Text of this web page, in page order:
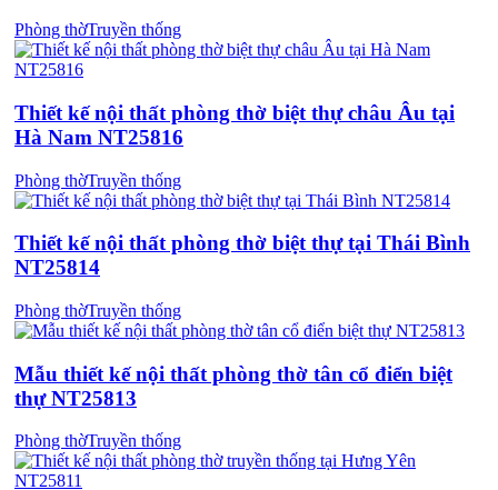
Phòng thờTruyền thống
Thiết kế nội thất phòng thờ biệt thự châu Âu tại
Hà Nam NT25816
Phòng thờTruyền thống
Thiết kế nội thất phòng thờ biệt thự tại Thái Bình
NT25814
Phòng thờTruyền thống
Mẫu thiết kế nội thất phòng thờ tân cổ điển biệt
thự NT25813
Phòng thờTruyền thống